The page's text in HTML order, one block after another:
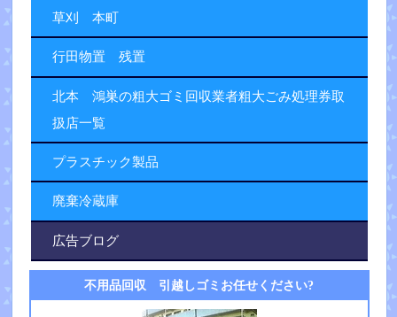
草刈 本町
行田物置 残置
北本 鴻巣の粗大ゴミ回収業者粗大ごみ処理券取
扱店一覧
プラスチック製品
廃棄冷蔵庫
広告ブログ
不用品回収 引越しゴミお任せください?